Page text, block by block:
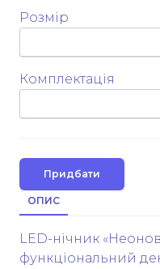
Розмір
Комплектація
Придбати
ОПИС
LED-нічник
функціональний